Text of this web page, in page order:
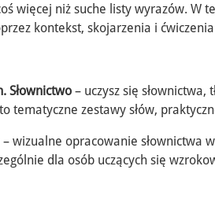
więcej niż suche listy wyrazów. W
kontekst, skojarzenia i
Słownictwo – uczysz się
tematyczne zestawy słów,
– wizualne opracowanie słownictwa
dla osób uczących się